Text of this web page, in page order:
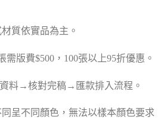
質依實品為主。
需版費$500，100張以上95折優惠。
料→核對完稿→匯款排入流程。
呈不同顏色，無法以樣本顏色要求